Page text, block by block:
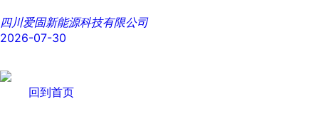
四川爱固新能源科技有限公司
2026-07-30
回到首页